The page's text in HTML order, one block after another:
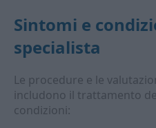
Sintomi e
specialista
Le procedure e le
includono il trattamento
condizioni: